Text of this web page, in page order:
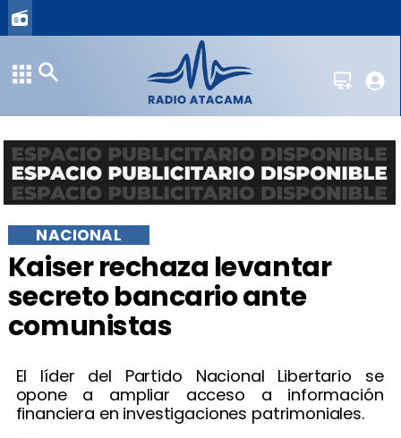
Kaiser rechaza levantar
secreto bancario ante
comunistas
El líder del Partido Nacional Libertario se
opone a ampliar acceso a información
financiera en investigaciones patrimoniales.
NACIONAL